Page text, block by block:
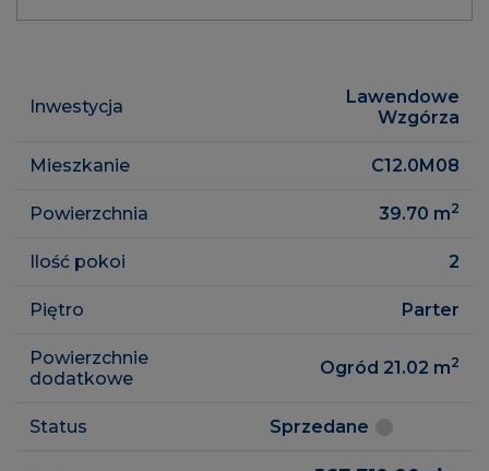
Inwestycja
Lawendowe
Wzgórza
Mieszkanie C12.0M08
Powierzchnia 39.70 m2
Ilość pokoi 2
Piętro Parter
Powierzchnie
dodatkowe
Ogród 21.02 m2
Status Sprzedane